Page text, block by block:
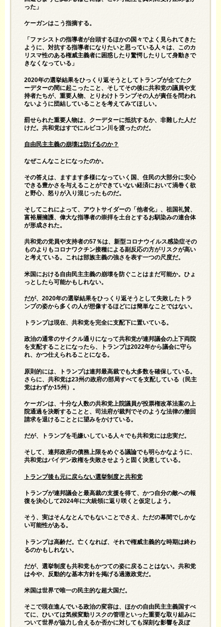
った」
ケーガンはこう指摘する。
「ファシストの指導者が台頭するほかの国々でよく見られてきた
ように、対抗する指導者になりたいと思っている人々は、このカ
リスマ性のある権威主義者に困惑したり驚愕したりして身動きで
きなくなっている」
2020年の選挙結果をひっくり返そうとしてトランプが企てたク
ーデターの間に起こったこと、そしてその後に共和党の議員や支
持者たちが、重要人物、とりわけトランプその人が責任を問われ
ないように団結していることを考えてみてほしい。
罰せられた重要人物は、クーデターに抵抗するか、非難した人だ
けだ。共和党はすでにルビコン川を渡ったのだ。
自由民主主義の崩壊は防げるのか？
なぜこんなことになったのか。
その答えは、ますます多様になっていく国、住民の大部分に安心
できる豊かさを与えることができていない経済において渦巻く欲
と野心、怒りが入り混じったものだ。
そしてこれによって、アウトサイダーの「他者化」、祖国礼賛、
富裕層擁護、偉大な指導者の崇拝を土台とするお馴染みの連合体
が形成された。
共和党の党員や支持者の57％は、新型コロナウイルス感染症その
ものよりもコロナワクチン接種による副反応の方がリスクが高い
と考えている。これは部族主義の強さを表す一つの尺度だ。
米国における自由民主主義の崩壊を防ぐことはまだ可能か。ひょ
っとしたら可能かもしれない。
だが、2020年の選挙結果をひっくり返そうとして失敗したトラ
ンプの姿から多くの人が想像するほどには簡単なことではない。
トランプは現在、共和党を完全に支配下に置いている。
政治の通常のサイクル通りになって共和党が連邦議会の上下両院
を支配することになったら、トランプは2022年から議会に守ら
れ、かつ仕えられることになる。
原則的には、トランプは連邦最高裁でも大多数を確保している。
さらに、共和党は23州の政府の部局すべてを支配している（民主
党はわずか15州）。
ケーガンは、十分な人数の共和党上院議員が投票権改革法案の上
院通過を決断することと、司法府が裁判でそのような法律の撤回
請求を退けることとに望みをかけている。
だが、トランプを毛嫌いしている人々でも共和党には忠実だ。
そして、連邦政府の債務上限をめぐる議論でも明らかなように、
共和党はバイデン政権を失敗させようと固く決意している。
トランプ後も元に戻らない選挙制度と共和党
トランプが連邦議会と最高裁の支援を得て、かつ自分の敵への報
復を決心して2024年に大統領に返り咲くと仮定しよう。
そう、実はそんなとんでもないことでさえ、ただの幕間でしかな
い可能性がある。
トランプは高齢だ。亡くなれば、それで権威主義的な時期は終わ
るのかもしれない。
だが、選挙制度も共和党もかつての姿に戻ることはない。共和党
は今や、反動的な基本方針を掲げる過激政党だ。
米国は世界で唯一の民主的な超大国だ。
そこで現在進んでいる政治の変容は、ほかの自由民主主義国すべ
てに、ひいては気候変動リスクの管理といった重要な取り組みに
ついて世界が協力し合えるか否かに対しても深刻な影響を及ぼ